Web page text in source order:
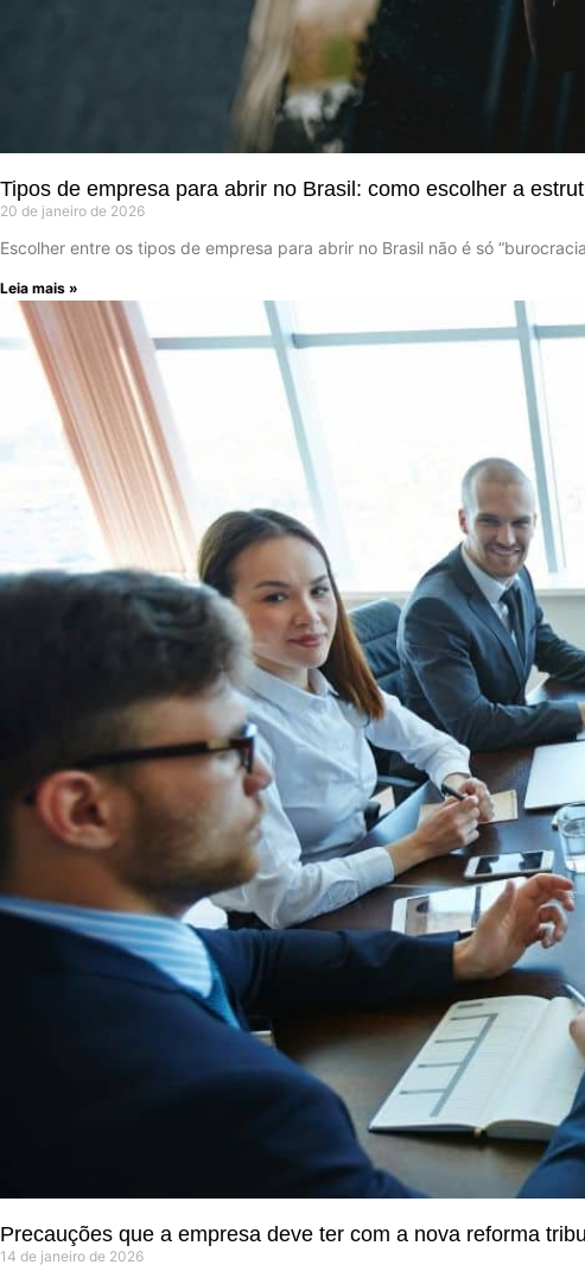
Tipos de empresa para abrir no Brasil: como escolher a
20 de janeiro de 2026
Escolher entre os tipos de empresa para abrir no Brasil não é só
Leia mais »
Precauções que a empresa deve ter com a nova reforma
14 de janeiro de 2026